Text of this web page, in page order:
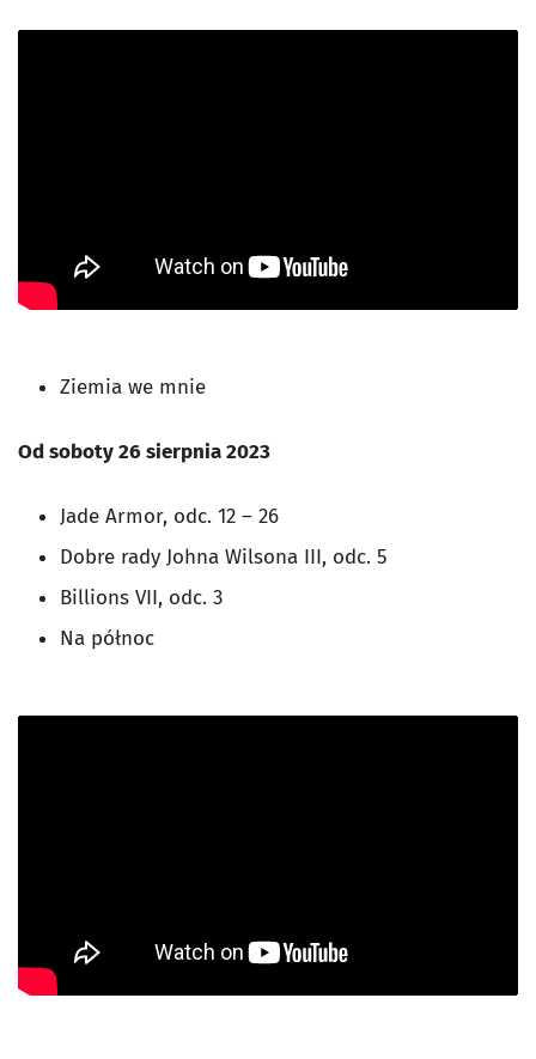
Ziemia we mnie
Od soboty 26 sierpnia 2023
Jade Armor, odc. 12 – 26
Dobre rady Johna Wilsona III, odc. 5
Billions VII, odc. 3
Na północ